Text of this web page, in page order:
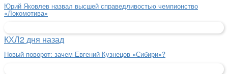
Юрий Яковлев назвал высшей справедливостью чемпионство
«Локомотива»
КХЛ2 дня назад
Новый поворот: зачем Евгений Кузнецов «Сибири»?